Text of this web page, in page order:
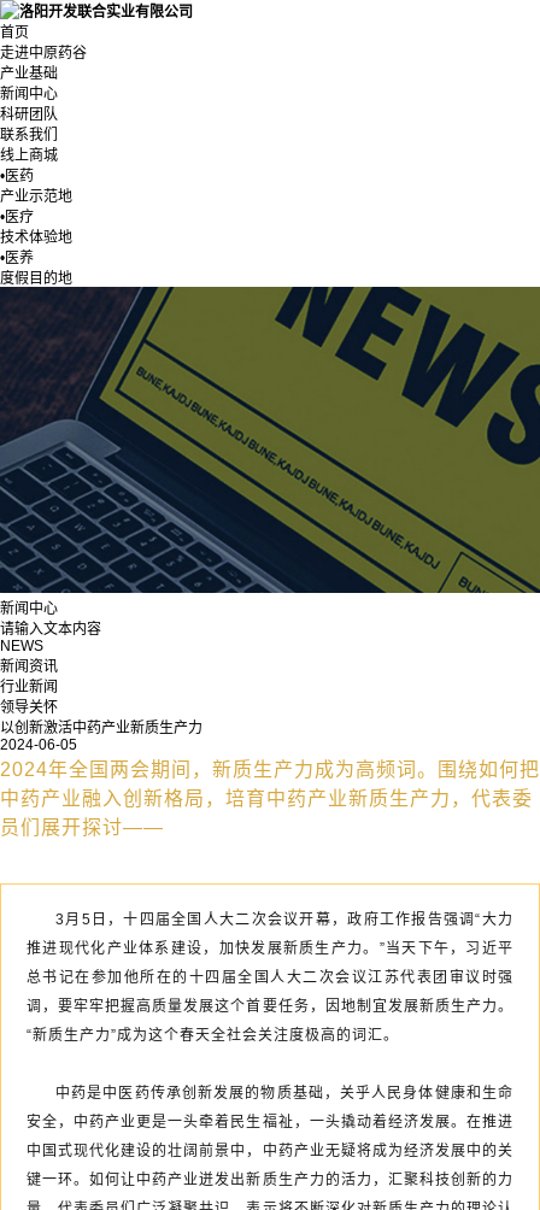
首页
走进中原药谷
产业基础
新闻中心
科研团队
联系我们
线上商城
•医药
产业示范地
•医疗
技术体验地
•医养
度假目的地
新闻中心
请输入文本内容
NEWS
新闻资讯
行业新闻
领导关怀
以创新激活中药产业新质生产力
2024-06-05
2024年全国两会期间，新质生产力成为高频词。围绕如何把
中药产业融入创新格局，培育中药产业新质生产力，代表委
员们展开探讨——
3月5日，十四届全国人大二次会议开幕，政府工作报告强调“大力
推进现代化产业体系建设，加快发展新质生产力。”当天下午，习近平
总书记在参加他所在的十四届全国人大二次会议江苏代表团审议时强
调，要牢牢把握高质量发展这个首要任务，因地制宜发展新质生产力。
“新质生产力”成为这个春天全社会关注度极高的词汇。
中药是中医药传承创新发展的物质基础，关乎人民身体健康和生命
安全，中药产业更是一头牵着民生福祉，一头撬动着经济发展。在推进
中国式现代化建设的壮阔前景中，中药产业无疑将成为经济发展中的关
键一环。如何让中药产业迸发出新质生产力的活力，汇聚科技创新的力